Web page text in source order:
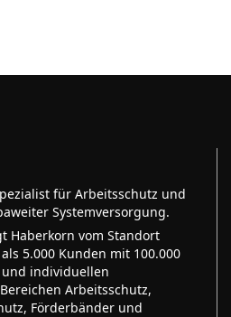
für Arbeitsschutz und
Systemversorgung.
Haberkorn vom Standort
5.000 Kunden mit 100.000
individuellen
Arbeitsschutz,
Förderbänder und